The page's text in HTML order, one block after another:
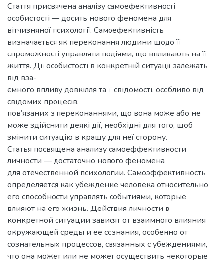
Стаття присвячена аналізу самоефективності
особистості — досить нового феномена для
вітчизняної психології. Самоефективність
визначається як переконання людини щодо її
спроможності управляти подіями, що впливають на її
життя. Дії особистості в конкретній ситуації залежать
від вза-
ємного впливу довкілля та її свідомості, особливо від
свідомих процесів,
пов’язаних з переконаннями, що вона може або не
може здійснити деякі дії, необхідні для того, щоб
змінити ситуацію в кращу для неї сторону.
Статья посвящена анализу самоеффективности
личности — достаточно нового феномена
для отечественной психологии. Самоэффективность
определяется как убеждение человека относительно
его способности управлять событиями, которые
влияют на его жизнь. Действия личности в
конкретной ситуации зависят от взаимного влияния
окружающей среды и ее сознания, особенно от
сознательных процессов, связанных с убеждениями,
что она может или не может осуществить некоторые